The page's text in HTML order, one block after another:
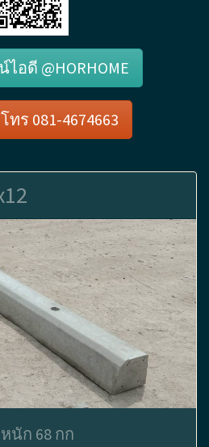
อดี @HORHOME
ร 081-4674663
หนัก 68 กก